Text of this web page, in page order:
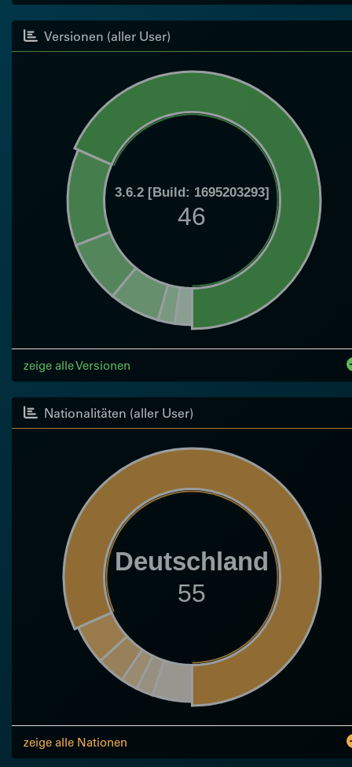
Versionen (aller User)
3.6.2 [Build: 1695203293]
46
zeige alle Versionen
Nationalitäten (aller User)
Deutschland
55
zeige alle Nationen